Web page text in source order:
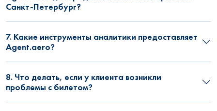
Санкт-Петербург?
7. Какие инструменты аналитики предоставляет
Agent.aero?
8. Что делать, если у клиента возникли
проблемы с билетом?